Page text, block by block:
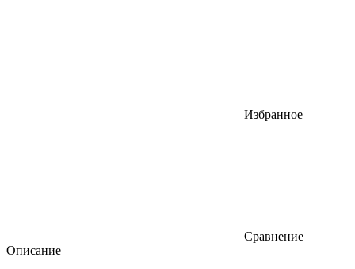
Избранное
Сравнение
Описание